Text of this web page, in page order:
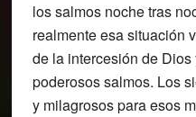
los salmos noche tras
realmente esa situación
de la intercesión de
poderosos salmos. Los
y milagrosos para esos